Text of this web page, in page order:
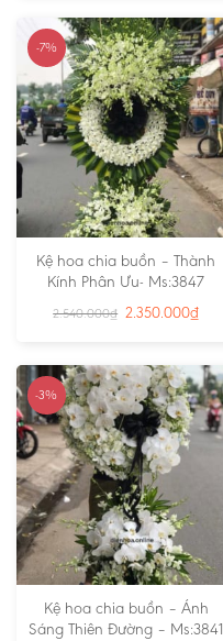
-7%
Kệ hoa chia buồn – Thành
Kính Phân Ưu- Ms:3847
2.540.000₫ 2.350.000₫
-3%
Kệ hoa chia buồn – Ánh
Sáng Thiên Đường – Ms:3841